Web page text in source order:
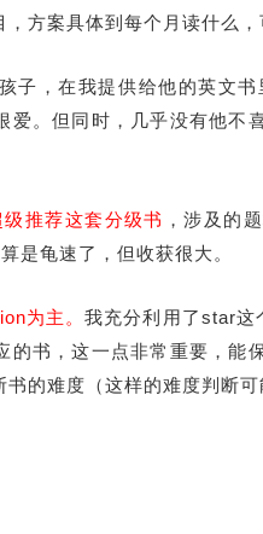
方案具体到每个月读什么
子，在我提供给他的英文
爱。但同时，几乎没有他不
推荐这套分级书 ，涉及的
是龟速了，但收获很大。
为主。 我充分利用了star这
的书，这一点非常重要，能
的难度（这样的难度判断